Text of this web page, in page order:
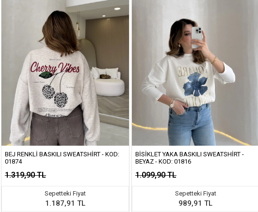
BEJ RENKLI BASKILI SWEATSHIRT - KOD:
01874
1.319,90 TL
Sepetteki Fiyat
1.187,91 TL
BISIKLET YAKA BASKILI SWEATSHIRT -
BEYAZ - KOD: 01816
1.099,90 TL
Sepetteki Fiyat
989,91 TL